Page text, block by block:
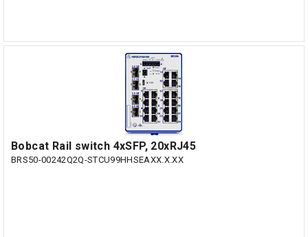
Bobcat Rail switch 4xSFP, 20xRJ45
BRS50-00242Q2Q-STCU99HHSEAXX.X.XX